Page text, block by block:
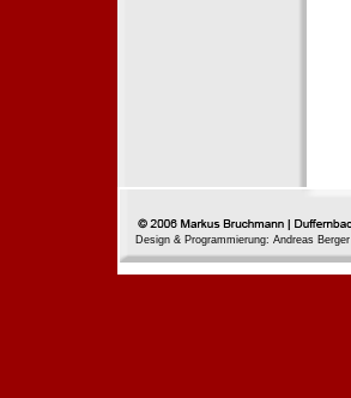
Design & Programmierung: Andreas Berger